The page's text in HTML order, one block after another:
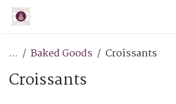
Skip to Content
... Baked Goods Croissants
Croissants